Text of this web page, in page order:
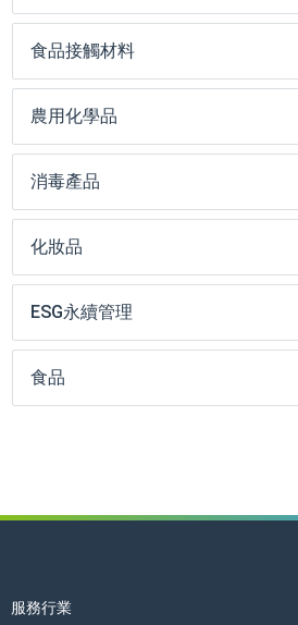
食品接觸材料
農用化學品
消毒產品
化妝品
ESG永續管理
食品
服務行業